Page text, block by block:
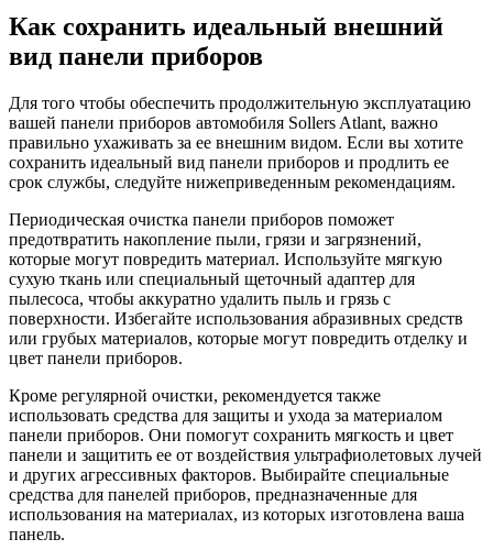
Как сохранить идеальный внешний
вид панели приборов
Для того чтобы обеспечить продолжительную эксплуатацию
вашей панели приборов автомобиля Sollers Atlant, важно
правильно ухаживать за ее внешним видом. Если вы хотите
сохранить идеальный вид панели приборов и продлить ее
срок службы, следуйте нижеприведенным рекомендациям.
Периодическая очистка панели приборов поможет
предотвратить накопление пыли, грязи и загрязнений,
которые могут повредить материал. Используйте мягкую
сухую ткань или специальный щеточный адаптер для
пылесоса, чтобы аккуратно удалить пыль и грязь с
поверхности. Избегайте использования абразивных средств
или грубых материалов, которые могут повредить отделку и
цвет панели приборов.
Кроме регулярной очистки, рекомендуется также
использовать средства для защиты и ухода за материалом
панели приборов. Они помогут сохранить мягкость и цвет
панели и защитить ее от воздействия ультрафиолетовых лучей
и других агрессивных факторов. Выбирайте специальные
средства для панелей приборов, предназначенные для
использования на материалах, из которых изготовлена ваша
панель.